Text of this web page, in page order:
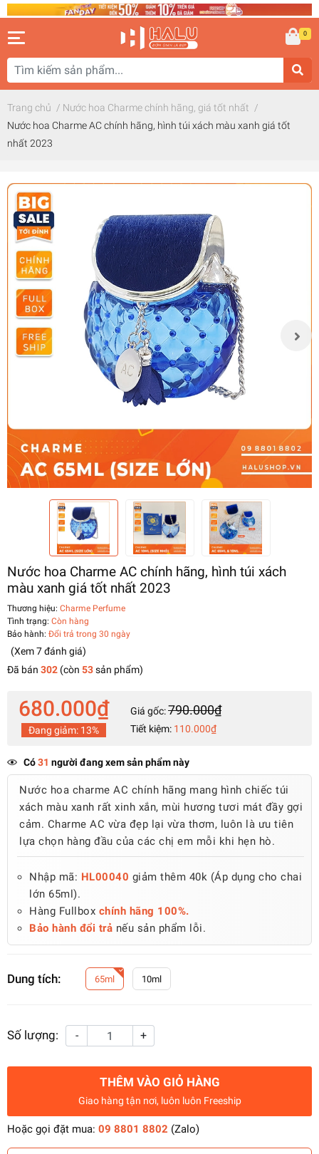
0
Trang chủ / Nước hoa Charme chính hãng, giá tốt nhất /
Nước hoa Charme AC chính hãng, hình túi xách màu xanh giá tốt
nhất 2023
Nước hoa Charme AC chính hãng, hình túi xách
màu xanh giá tốt nhất 2023
Thương hiệu: Charme Perfume
Tình trạng: Còn hàng
Bảo hành: Đổi trả trong 30 ngày
(Xem7đánh giá)
Đã bán 302 (còn 53sản phẩm)
680.000₫
Đang giảm: 13%
Giá gốc:790.000₫
Tiết kiệm: 110.000₫
Có31 người đang xem sản phẩm này
Nước hoa charme AC chính hãng mang hình chiếc túi
xách màu xanh rất xinh xắn, mùi hương tươi mát đầy gợi
cảm. Charme AC vừa đẹp lại vừa thơm, luôn là ưu tiên
lựa chọn hàng đầu của các chị em mỗi khi hẹn hò.
Nhập mã: HL00040 giảm thêm 40k (Áp dụng cho chai
lớn 65ml).
Hàng Fullbox chính hãng 100%.
Bảo hành đổi trả nếu sản phẩm lỗi.
Dung tích: 65ml 10ml
Số lượng: - +
THÊM VÀO GIỎ HÀNG
Giao hàng tận nơi, luôn luôn Freeship
Hoặc gọi đặt mua: 09 8801 8802 (Zalo)